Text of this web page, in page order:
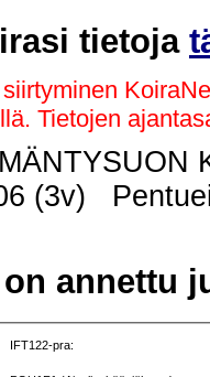
tietoja
Tietojen
(3v)
annettu
IFT122-pra: